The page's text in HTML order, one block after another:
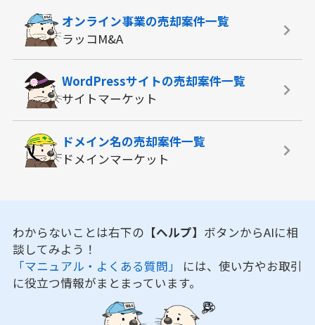
オンライン事業の売却案件一覧
ラッコM&A
WordPressサイトの売却案件一覧
サイトマーケット
ドメイン名の売却案件一覧
ドメインマーケット
わからないことは右下の 【ヘルプ】 ボタンからAIに相
談してみよう！
「マニュアル・よくある質問」 には、使い方やお取引
に役立つ情報がまとまっています。